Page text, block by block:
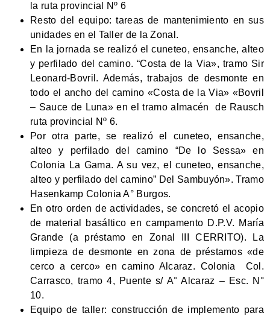
la ruta provincial Nº 6
Resto del equipo: tareas de mantenimiento en sus
unidades en el Taller de la Zonal.
En la jornada se realizó el cuneteo, ensanche, alteo
y perfilado del camino. “Costa de la Via», tramo Sir
Leonard-Bovril. Además, trabajos de desmonte en
todo el ancho del camino «Costa de la Via» «Bovril
– Sauce de Luna» en el tramo almacén de Rausch
ruta provincial Nº 6.
Por otra parte, se realizó el cuneteo, ensanche,
alteo y perfilado del camino “De lo Sessa» en
Colonia La Gama. A su vez, el cuneteo, ensanche,
alteo y perfilado del camino” Del Sambuyón». Tramo
Hasenkamp Colonia A° Burgos.
En otro orden de actividades, se concretó el acopio
de material basáltico en campamento D.P.V. María
Grande (a préstamo en Zonal III CERRITO). La
limpieza de desmonte en zona de préstamos «de
cerco a cerco» en camino Alcaraz. Colonia Col.
Carrasco, tramo 4, Puente s/ A° Alcaraz – Esc. N°
10.
Equipo de taller: construcción de implemento para